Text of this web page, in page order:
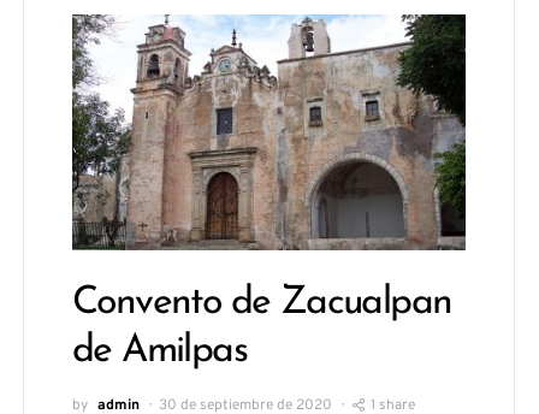
Convento de Zacualpan
de Amilpas
by admin 30 de septiembre de 2020 1 share